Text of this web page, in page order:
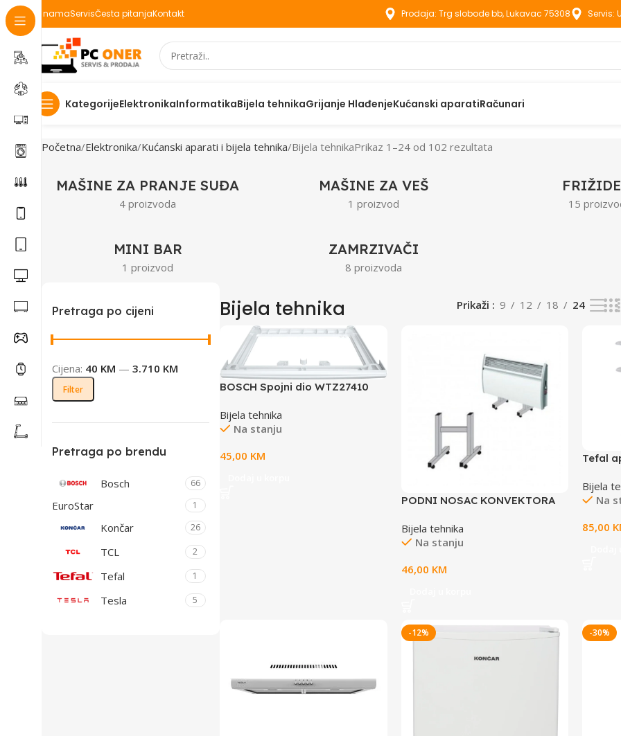
O namaServisČesta pitanjaKontakt Prodaja: Trg slobode bb, Lukavac 75308 Servis:
KategorijeElektronikaInformatikaBijela tehnikaGrijanje HlađenjeKućanski aparatiRačunari
Početna Elektronika Kućanski aparati i bijela tehnika Bijela tehnikaPrikaz 1–24 od 102 rezultata
MAŠINE ZA PRANJE SUĐA
4 proizvoda
MAŠINE ZA VEŠ
1 proizvod 15
MINI BAR
1 proizvod
ZAMRZIVAČI
8 proizvoda
Pretraga po cijeni
Filter
Cijena: 40 KM — 3.710 KM
Pretraga po brendu
Bosch 66
EuroStar 1
Končar 26
TCL 2
Tefal 1
Tesla 5
Bijela tehnika Prikaži 9 12 18 24
BOSCH Spojni dio WTZ27410
Bijela tehnika
Na stanju
45,00 KM
PODNI NOSAC KONVEKTORA
Bijela tehnika
Na stanju
46,00 KM
Tefal
Bijela
Na
85,00
-12% -30%